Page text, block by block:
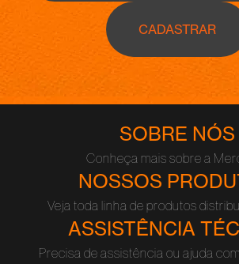
CADASTRAR
SOBRE NÓS
Conheça mais sobre a
NOSSOS
Veja toda linha de produtos
ASSISTÊNCIA
Precisa de assistência ou ajuda